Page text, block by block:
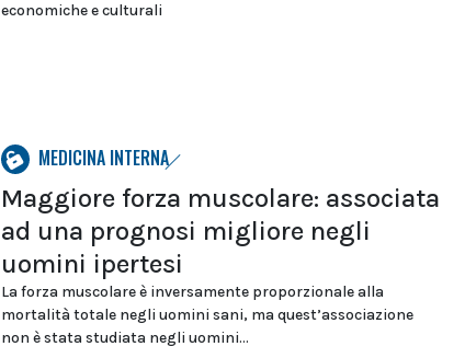
economiche e culturali
MEDICINA INTERNA
Maggiore forza muscolare: associata
ad una prognosi migliore negli
uomini ipertesi
La forza muscolare è inversamente proporzionale alla
mortalità totale negli uomini sani, ma quest’associazione
non è stata studiata negli uomini...